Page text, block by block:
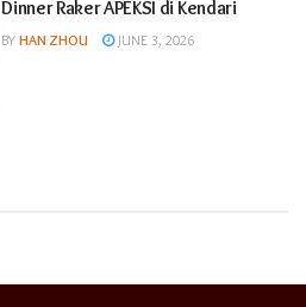
Dinner Raker APEKSI di Kendari
BY HAN ZHOU JUNE 3, 2026